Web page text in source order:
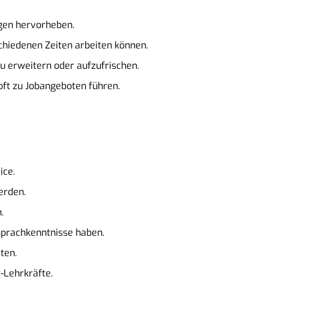
hervorheben.
Zeiten arbeiten können.
erweitern oder aufzufrischen.
zu Jobangeboten führen.
haben.
Lehrkräfte.